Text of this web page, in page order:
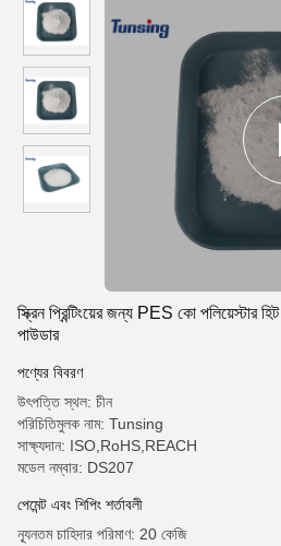
স্ক্রিন প্রিন্টিংয়ের জন্য PES কো পলিয়েস্টার হিট
পাউডার
পণ্যের বিবরণ
উৎপত্তি স্থল: চীন
পরিচিতিমুলক নাম: Tunsing
সাক্ষ্যদান: ISO,RoHS,REACH
মডেল নম্বার: DS207
পেমেন্ট এবং শিপিং শর্তাবলী
ন্যূনতম চাহিদার পরিমাণ: 20 কেজি